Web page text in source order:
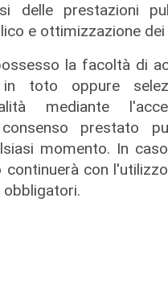
delle prestazioni
e ottimizzazione dei
la facoltà di
toto oppure
mediante
prestato
momento. In
con